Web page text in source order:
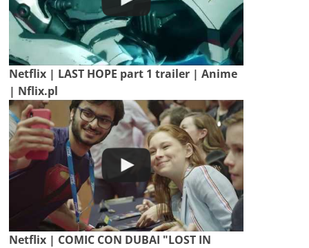
Netflix | LAST HOPE part 1 trailer | Anime
| Nflix.pl
Netflix | COMIC CON DUBAI "LOST IN